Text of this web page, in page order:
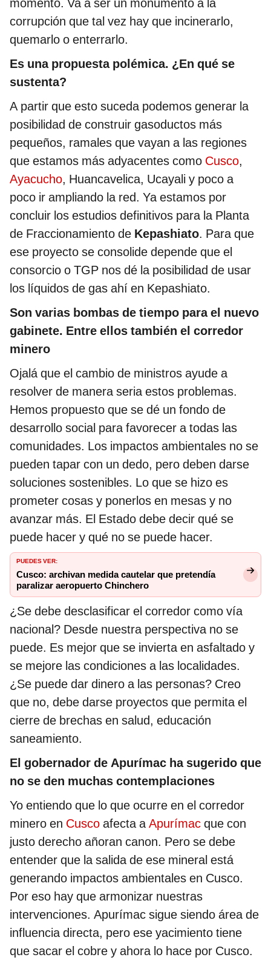
momento. Va a ser un monumento a la
corrupción que tal vez hay que incinerarlo,
quemarlo o enterrarlo.
Es una propuesta polémica. ¿En qué se
sustenta?
A partir que esto suceda podemos generar la
posibilidad de construir gasoductos más
pequeños, ramales que vayan a las regiones
que estamos más adyacentes como Cusco,
Ayacucho, Huancavelica, Ucayali y poco a
poco ir ampliando la red. Ya estamos por
concluir los estudios definitivos para la Planta
de Fraccionamiento de Kepashiato. Para que
ese proyecto se consolide depende que el
consorcio o TGP nos dé la posibilidad de usar
los líquidos de gas ahí en Kepashiato.
Son varias bombas de tiempo para el nuevo
gabinete. Entre ellos también el corredor
minero
Ojalá que el cambio de ministros ayude a
resolver de manera seria estos problemas.
Hemos propuesto que se dé un fondo de
desarrollo social para favorecer a todas las
comunidades. Los impactos ambientales no se
pueden tapar con un dedo, pero deben darse
soluciones sostenibles. Lo que se hizo es
prometer cosas y ponerlos en mesas y no
avanzar más. El Estado debe decir qué se
puede hacer y qué no se puede hacer.
PUEDES VER:
Cusco: archivan medida cautelar que pretendía
paralizar aeropuerto Chinchero
¿Se debe desclasificar el corredor como vía
nacional? Desde nuestra perspectiva no se
puede. Es mejor que se invierta en asfaltado y
se mejore las condiciones a las localidades.
¿Se puede dar dinero a las personas? Creo
que no, debe darse proyectos que permita el
cierre de brechas en salud, educación
saneamiento.
El gobernador de Apurímac ha sugerido que
no se den muchas contemplaciones
Yo entiendo que lo que ocurre en el corredor
minero en Cusco afecta aApurímac que con
justo derecho añoran canon. Pero se debe
entender que la salida de ese mineral está
generando impactos ambientales en Cusco.
Por eso hay que armonizar nuestras
intervenciones. Apurímac sigue siendo área de
influencia directa, pero ese yacimiento tiene
que sacar el cobre y ahora lo hace por Cusco.